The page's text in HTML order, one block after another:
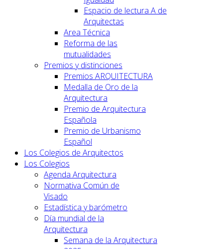
Espacio de lectura A de
Arquitectas
Area Técnica
Reforma de las
mutualidades
Premios y distinciones
Premios ARQUITECTURA
Medalla de Oro de la
Arquitectura
Premio de Arquitectura
Española
Premio de Urbanismo
Español
Los Colegios de Arquitectos
Los Colegios
Agenda Arquitectura
Normativa Común de
Visado
Estadística y barómetro
Día mundial de la
Arquitectura
Semana de la Arquitectura